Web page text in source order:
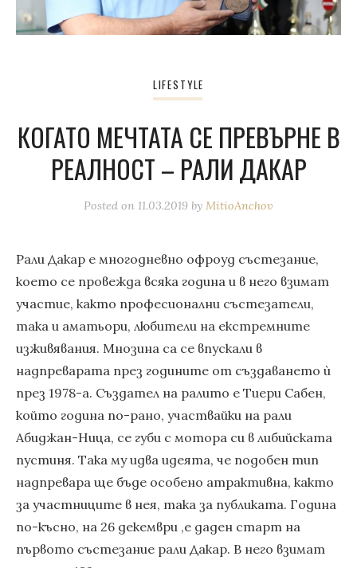
LIFESTYLE
КОГАТО МЕЧТАТА СЕ ПРЕВЪРНЕ В
РЕАЛНОСТ – РАЛИ ДАКАР
Posted on 11.03.2019 by MitioAnchov
Рали Дакар е многодневно офроуд състезание,
което се провежда всяка година и в него взимат
участие, както професионални състезатели,
така и аматьори, любители на екстремните
изживявания. Мнозина са се впускали в
надпреварата през годините от създаването ѝ
през 1978-а. Създател на ралито е Тиери Сабен,
който година по-рано, участвайки на рали
Абиджан-Ница, се губи с мотора си в либийската
пустиня. Така му идва идеята, че подобен тип
надпревара ще бъде особено атрактивна, както
за участниците в нея, така за публиката. Година
по-късно, на 26 декември ,е даден старт на
първото състезание рали Дакар. В него взимат